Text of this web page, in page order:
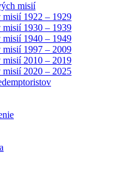
misií
1922 – 1929
1930 – 1939
1940 – 1949
1997 – 2009
2010 – 2019
2020 – 2025